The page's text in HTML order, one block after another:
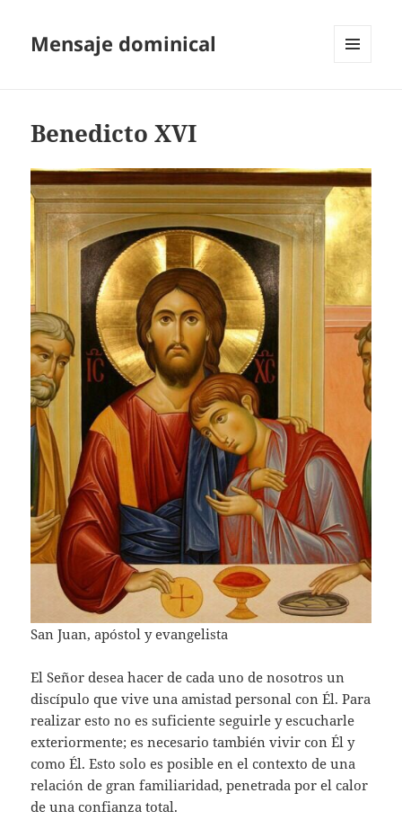
Mensaje dominical
Benedicto XVI
San Juan, apóstol y evangelista
El Señor desea hacer de cada uno de nosotros un
discípulo que vive una amistad personal con Él. Para
realizar esto no es suficiente seguirle y escucharle
exteriormente; es necesario también vivir con Él y
como Él. Esto solo es posible en el contexto de una
relación de gran familiaridad, penetrada por el calor
de una confianza total.